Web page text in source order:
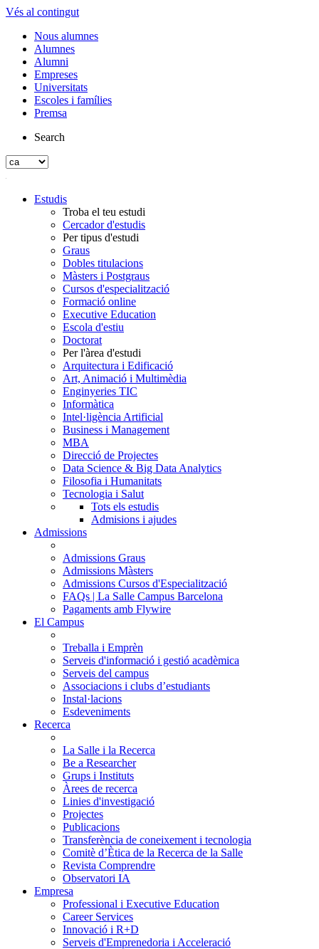
Vés al contingut
Nous alumnes
Alumnes
Alumni
Empreses
Universitats
Escoles i famílies
Premsa
Search
Estudis
Troba el teu estudi
Cercador d'estudis
Per tipus d'estudi
Graus
Dobles titulacions
Màsters i Postgraus
Cursos d'especialització
Formació online
Executive Education
Escola d'estiu
Doctorat
Per l'àrea d'estudi
Arquitectura i Edificació
Art, Animació i Multimèdia
Enginyeries TIC
Informàtica
Intel·ligència Artificial
Business i Management
MBA
Direcció de Projectes
Data Science & Big Data Analytics
Filosofia i Humanitats
Tecnologia i Salut
Tots els estudis
Admisions i ajudes
Admissions
Admissions Graus
Admissions Màsters
Admissions Cursos d'Especialització
FAQs | La Salle Campus Barcelona
Pagaments amb Flywire
El Campus
Treballa i Emprèn
Serveis d'informació i gestió acadèmica
Serveis del campus
Associacions i clubs d’estudiants
Instal·lacions
Esdeveniments
Recerca
La Salle i la Recerca
Be a Researcher
Grups i Instituts
Àrees de recerca
Linies d'investigació
Projectes
Publicacions
Transferència de coneixement i tecnologia
Comitè d’Ètica de la Recerca de la Salle
Revista Comprendre
Observatori IA
Empresa
Professional i Executive Education
Career Services
Innovació i R+D
Serveis d'Emprenedoria i Acceleració